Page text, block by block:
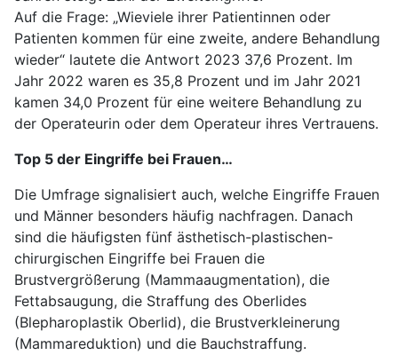
Auf die Frage: „Wieviele ihrer Patientinnen oder
Patienten kommen für eine zweite, andere Behandlung
wieder“ lautete die Antwort 2023 37,6 Prozent. Im
Jahr 2022 waren es 35,8 Prozent und im Jahr 2021
kamen 34,0 Prozent für eine weitere Behandlung zu
der Operateurin oder dem Operateur ihres Vertrauens.
Top 5 der Eingriffe bei Frauen…
Die Umfrage signalisiert auch, welche Eingriffe Frauen
und Männer besonders häufig nachfragen. Danach
sind die häufigsten fünf ästhetisch-plastischen-
chirurgischen Eingriffe bei Frauen die
Brustvergrößerung (Mammaaugmentation), die
Fettabsaugung, die Straffung des Oberlides
(Blepharoplastik Oberlid), die Brustverkleinerung
(Mammareduktion) und die Bauchstraffung.